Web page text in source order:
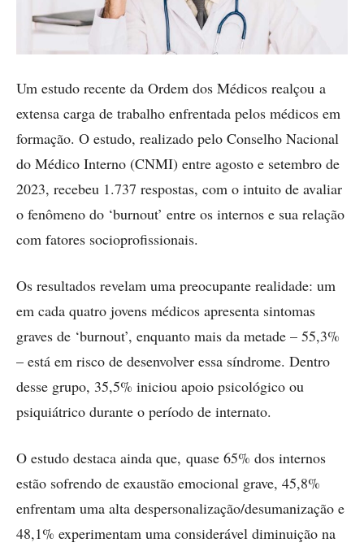
Um estudo recente da Ordem dos Médicos realçou a
extensa carga de trabalho enfrentada pelos médicos em
formação. O estudo, realizado pelo Conselho Nacional
do Médico Interno (CNMI) entre agosto e setembro de
2023, recebeu 1.737 respostas, com o intuito de avaliar
o fenômeno do ‘burnout’ entre os internos e sua relação
com fatores socioprofissionais.
Os resultados revelam uma preocupante realidade: um
em cada quatro jovens médicos apresenta sintomas
graves de ‘burnout’, enquanto mais da metade – 55,3%
– está em risco de desenvolver essa síndrome. Dentro
desse grupo, 35,5% iniciou apoio psicológico ou
psiquiátrico durante o período de internato.
O estudo destaca ainda que, quase 65% dos internos
estão sofrendo de exaustão emocional grave, 45,8%
enfrentam uma alta despersonalização/desumanização e
48,1% experimentam uma considerável diminuição na